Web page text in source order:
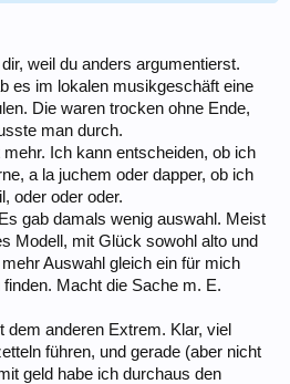
weil du anders argumentierst.
es im lokalen musikgeschäft eine
Die waren trocken ohne Ende,
man durch.
Ich kann entscheiden, ob ich
a la juchem oder dapper, ob ich
oder oder oder.
gab damals wenig auswahl. Meist
Modell, mit Glück sowohl alto und
Auswahl gleich ein für mich
Macht die Sache m. E.
dem anderen Extrem. Klar, viel
führen, und gerade (aber nicht
geld habe ich durchaus den